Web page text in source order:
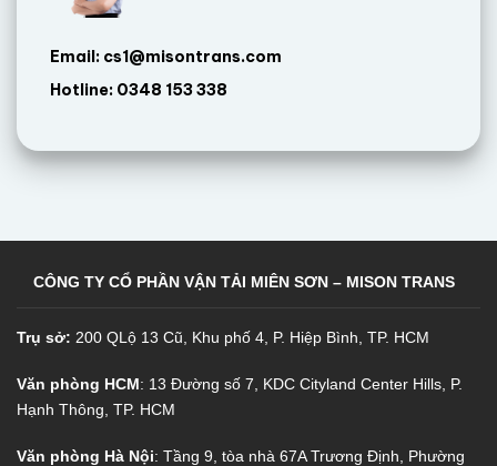
Email: cs1@misontrans.com
Hotline: 0348 153 338
CÔNG TY CỔ PHẦN VẬN TẢI MIÊN SƠN – MISON TRANS
Trụ sở: 200 QLộ 13 Cũ, Khu phố 4, P. Hiệp Bình, TP. HCM
Văn phòng HCM: 13 Đường số 7, KDC Cityland Center Hills, P.
Hạnh Thông, TP. HCM
Văn phòng Hà Nội: Tầng 9, tòa nhà 67A Trương Định, Phường